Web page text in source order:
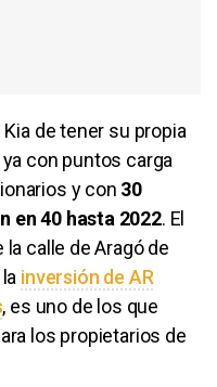
de tener su propia
con puntos carga
y con 30
en 40 hasta 2022. El
calle de Aragó de
inversión de AR
, es uno de los que
los propietarios de